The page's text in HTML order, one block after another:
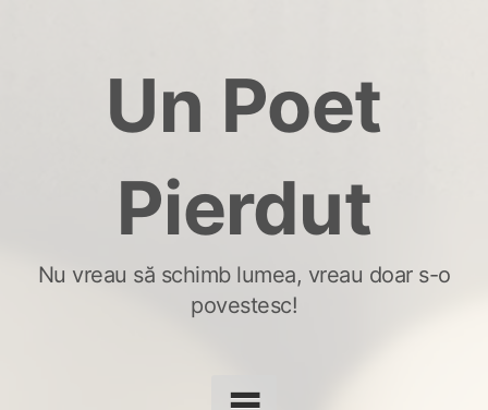
Un Poet
Pierdut
Nu vreau să schimb lumea, vreau doar s-o
povestesc!